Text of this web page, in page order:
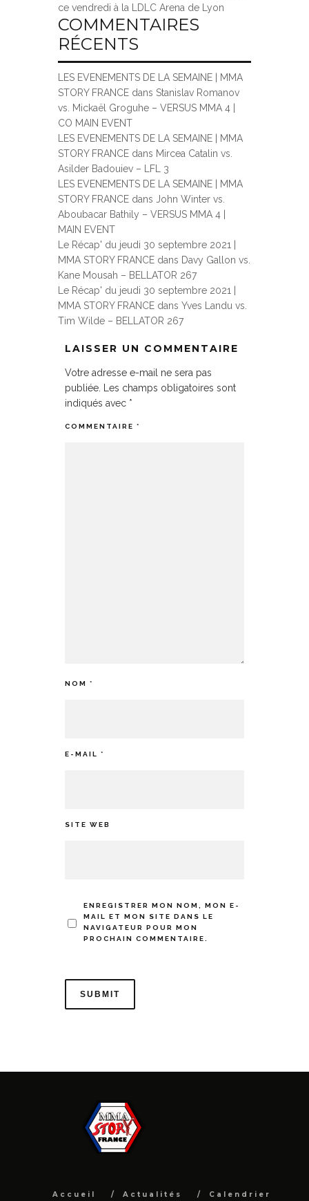
ce vendredi à la LDLC Arena de Lyon
COMMENTAIRES
RÉCENTS
LES EVENEMENTS DE LA SEMAINE | MMA
STORY FRANCE dans Stanislav Romanov
vs. Mickaël Groguhe – VERSUS MMA 4 |
CO MAIN EVENT
LES EVENEMENTS DE LA SEMAINE | MMA
STORY FRANCE dans Mircea Catalin vs.
Asilder Badouiev – LFL 3
LES EVENEMENTS DE LA SEMAINE | MMA
STORY FRANCE dans John Winter vs.
Aboubacar Bathily – VERSUS MMA 4 |
MAIN EVENT
Le Récap' du jeudi 30 septembre 2021 |
MMA STORY FRANCE dans Davy Gallon vs.
Kane Mousah – BELLATOR 267
Le Récap' du jeudi 30 septembre 2021 |
MMA STORY FRANCE dans Yves Landu vs.
Tim Wilde – BELLATOR 267
LAISSER UN COMMENTAIRE
Votre adresse e-mail ne sera pas
publiée.
Les champs obligatoires sont
indiqués avec *
COMMENTAIRE *
NOM *
E-MAIL *
SITE WEB
ENREGISTRER MON NOM, MON E-
MAIL ET MON SITE DANS LE
NAVIGATEUR POUR MON
PROCHAIN COMMENTAIRE.
Accueil Actualités Calendrier